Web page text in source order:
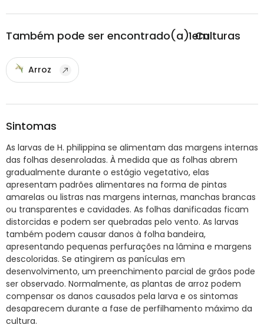
Também pode ser encontrado(a) em
1Culturas
Arroz
Sintomas
As larvas de H. philippina se alimentam das margens internas
das folhas desenroladas. À medida que as folhas abrem
gradualmente durante o estágio vegetativo, elas
apresentam padrões alimentares na forma de pintas
amarelas ou listras nas margens internas, manchas brancas
ou transparentes e cavidades. As folhas danificadas ficam
distorcidas e podem ser quebradas pelo vento. As larvas
também podem causar danos à folha bandeira,
apresentando pequenas perfurações na lâmina e margens
descoloridas. Se atingirem as panículas em
desenvolvimento, um preenchimento parcial de grãos pode
ser observado. Normalmente, as plantas de arroz podem
compensar os danos causados pela larva e os sintomas
desaparecem durante a fase de perfilhamento máximo da
cultura.